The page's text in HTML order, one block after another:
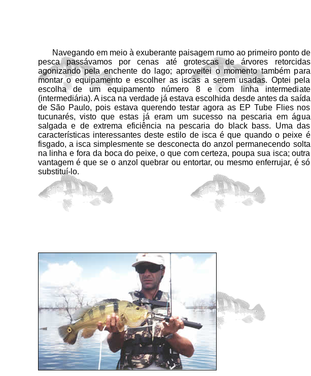
Navegando em meio à exuberante paisagem rumo ao primeiro ponto de
pesca passávamos por cenas até grotescas de árvores retorcidas
agonizando pela enchente do lago; aproveitei o momento também para
montar o equipamento e escolher as iscas a serem usadas. Optei pela
escolha de um equipamento número 8 e com linha intermediate
(intermediária). A isca na verdade já estava escolhida desde antes da saída
de São Paulo, pois estava querendo testar agora as EP Tube Flies nos
tucunarés, visto que estas já eram um sucesso na pescaria em água
salgada e de extrema eficiência na pescaria do black bass. Uma das
características interessantes deste estilo de isca é que quando o peixe é
fisgado, a isca simplesmente se desconecta do anzol permanecendo solta
na linha e fora da boca do peixe, o que com certeza, poupa sua isca; outra
vantagem é que se o anzol quebrar ou entortar, ou mesmo enferrujar, é só
substituí-lo.